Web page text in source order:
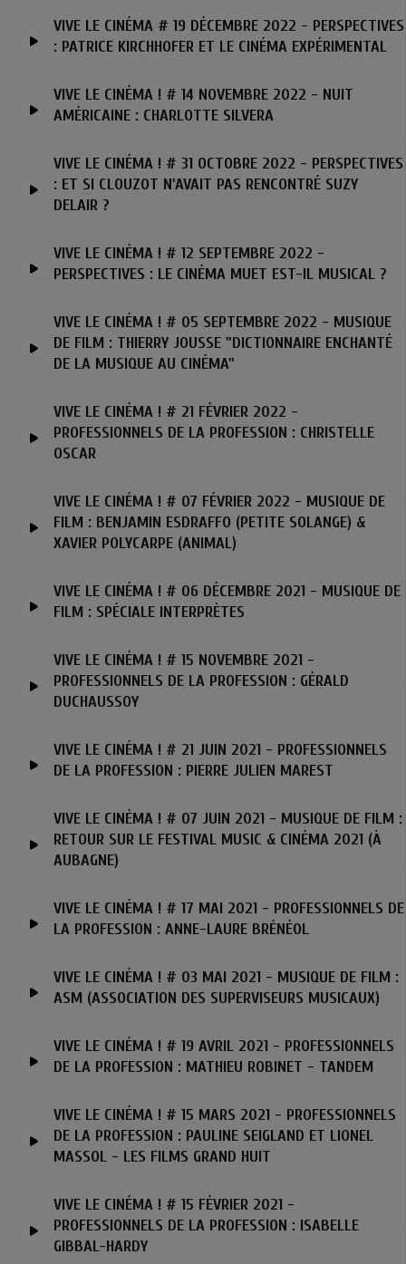
VIVE LE CINÉMA # 19 DÉCEMBRE 2022 - PERSPECTIVES
: PATRICE KIRCHHOFER ET LE CINÉMA EXPÉRIMENTAL
VIVE LE CINÉMA ! # 14 NOVEMBRE 2022 - NUIT
AMÉRICAINE : CHARLOTTE SILVERA
VIVE LE CINÉMA ! # 31 OCTOBRE 2022 - PERSPECTIVES
: ET SI CLOUZOT N'AVAIT PAS RENCONTRÉ SUZY
DELAIR ?
VIVE LE CINÉMA ! # 12 SEPTEMBRE 2022 -
PERSPECTIVES : LE CINÉMA MUET EST-IL MUSICAL ?
VIVE LE CINÉMA ! # 05 SEPTEMBRE 2022 - MUSIQUE
DE FILM : THIERRY JOUSSE "DICTIONNAIRE ENCHANTÉ
DE LA MUSIQUE AU CINÉMA"
VIVE LE CINÉMA ! # 21 FÉVRIER 2022 -
PROFESSIONNELS DE LA PROFESSION : CHRISTELLE
OSCAR
VIVE LE CINÉMA ! # 07 FÉVRIER 2022 - MUSIQUE DE
FILM : BENJAMIN ESDRAFFO (PETITE SOLANGE) &
XAVIER POLYCARPE (ANIMAL)
VIVE LE CINÉMA ! # 06 DÉCEMBRE 2021 - MUSIQUE DE
FILM : SPÉCIALE INTERPRÈTES
VIVE LE CINÉMA ! # 15 NOVEMBRE 2021 -
PROFESSIONNELS DE LA PROFESSION : GÉRALD
DUCHAUSSOY
VIVE LE CINÉMA ! # 21 JUIN 2021 - PROFESSIONNELS
DE LA PROFESSION : PIERRE JULIEN MAREST
VIVE LE CINÉMA ! # 07 JUIN 2021 - MUSIQUE DE FILM :
RETOUR SUR LE FESTIVAL MUSIC & CINÉMA 2021 (À
AUBAGNE)
VIVE LE CINÉMA ! # 17 MAI 2021 - PROFESSIONNELS DE
LA PROFESSION : ANNE-LAURE BRÉNÉOL
VIVE LE CINÉMA ! # 03 MAI 2021 - MUSIQUE DE FILM :
ASM (ASSOCIATION DES SUPERVISEURS MUSICAUX)
VIVE LE CINÉMA ! # 19 AVRIL 2021 - PROFESSIONNELS
DE LA PROFESSION : MATHIEU ROBINET - TANDEM
VIVE LE CINÉMA ! # 15 MARS 2021 - PROFESSIONNELS
DE LA PROFESSION : PAULINE SEIGLAND ET LIONEL
MASSOL - LES FILMS GRAND HUIT
VIVE LE CINÉMA ! # 15 FÉVRIER 2021 -
PROFESSIONNELS DE LA PROFESSION : ISABELLE
GIBBAL-HARDY